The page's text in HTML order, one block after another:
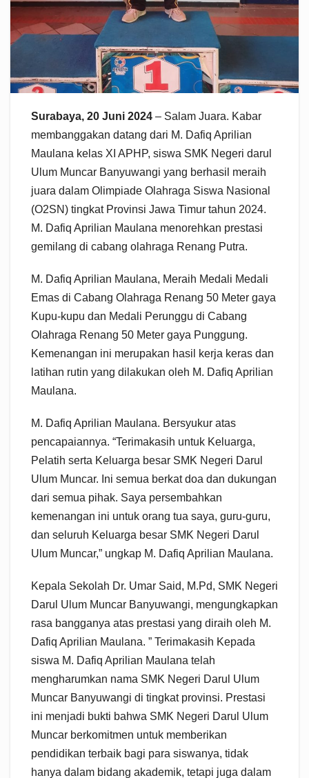
Surabaya, 20 Juni 2024 – Salam Juara. Kabar
membanggakan datang dari M. Dafiq Aprilian
Maulana kelas XI APHP, siswa SMK Negeri darul
Ulum Muncar Banyuwangi yang berhasil meraih
juara dalam Olimpiade Olahraga Siswa Nasional
(O2SN) tingkat Provinsi Jawa Timur tahun 2024.
M. Dafiq Aprilian Maulana menorehkan prestasi
gemilang di cabang olahraga Renang Putra.
M. Dafiq Aprilian Maulana, Meraih Medali Medali
Emas di Cabang Olahraga Renang 50 Meter gaya
Kupu-kupu dan Medali Perunggu di Cabang
Olahraga Renang 50 Meter gaya Punggung.
Kemenangan ini merupakan hasil kerja keras dan
latihan rutin yang dilakukan oleh M. Dafiq Aprilian
Maulana.
M. Dafiq Aprilian Maulana. Bersyukur atas
pencapaiannya. “Terimakasih untuk Keluarga,
Pelatih serta Keluarga besar SMK Negeri Darul
Ulum Muncar. Ini semua berkat doa dan dukungan
dari semua pihak. Saya persembahkan
kemenangan ini untuk orang tua saya, guru-guru,
dan seluruh Keluarga besar SMK Negeri Darul
Ulum Muncar,” ungkap M. Dafiq Aprilian Maulana.
Kepala Sekolah Dr. Umar Said, M.Pd, SMK Negeri
Darul Ulum Muncar Banyuwangi, mengungkapkan
rasa bangganya atas prestasi yang diraih oleh M.
Dafiq Aprilian Maulana. ” Terimakasih Kepada
siswa M. Dafiq Aprilian Maulana telah
mengharumkan nama SMK Negeri Darul Ulum
Muncar Banyuwangi di tingkat provinsi. Prestasi
ini menjadi bukti bahwa SMK Negeri Darul Ulum
Muncar berkomitmen untuk memberikan
pendidikan terbaik bagi para siswanya, tidak
hanya dalam bidang akademik, tetapi juga dalam